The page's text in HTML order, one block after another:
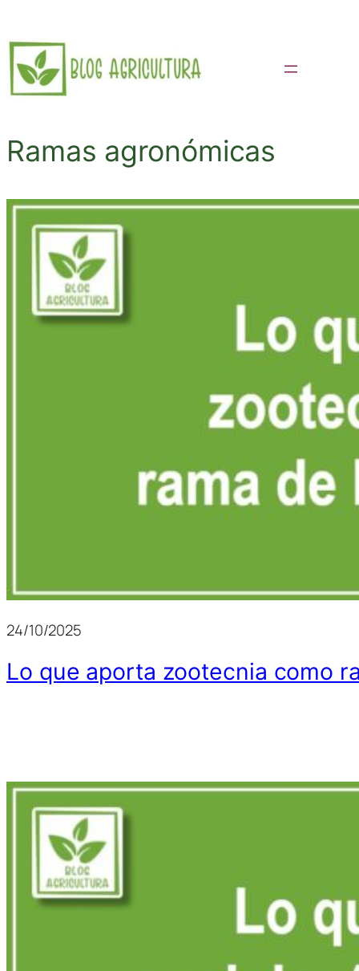
Saltar
al
contenido
Ramas agronómicas
24/10/2025
Lo que aporta zootecnia como